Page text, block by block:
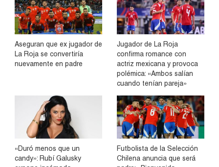
Aseguran que ex jugador de
La Roja se convertiría
nuevamente en padre
Jugador de La Roja
confirma romance con
actriz mexicana y provoca
polémica: «Ambos salían
cuando tenían pareja»
«Duró menos que un
candy»: Rubí Galusky
Futbolista de la Selección
Chilena anuncia que será